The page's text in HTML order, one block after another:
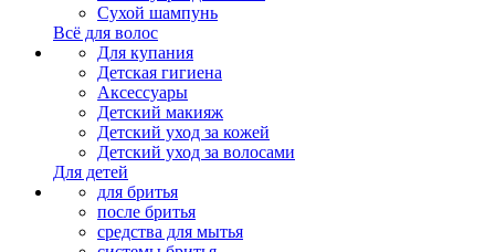
Сухой шампунь
Всё для волос
Для купания
Детская гигиена
Аксессуары
Детский макияж
Детский уход за кожей
Детский уход за волосами
Для детей
для бритья
после бритья
средства для мытья